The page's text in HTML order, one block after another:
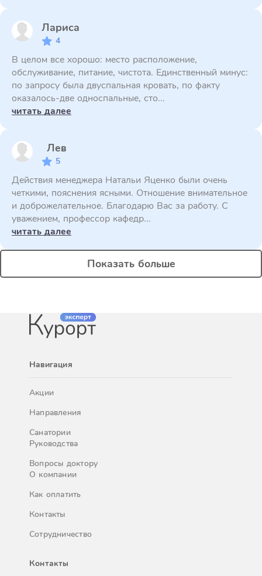
Лариса
4
В целом все хорошо: место расположение,
обслуживание, питание, чистота. Единственный минус:
по запросу была двуспальная кровать, по факту
оказалось-две односпальные, сто...
читать далее
Лев
5
Действия менеджера Натальи Яценко были очень
четкими, пояснения ясными. Отношение внимательное
и доброжелательное. Благодарю Вас за работу. С
уважением, профессор кафедр...
читать далее
Показать больше
Навигация
Акции
Направления
Санатории
Руководства
Вопросы доктору
О компании
Как оплатить
Контакты
Сотрудничество
Контакты